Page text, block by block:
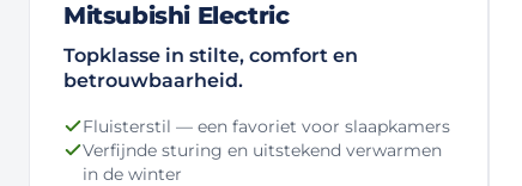
Mitsubishi Electric
Topklasse in stilte, comfort en
betrouwbaarheid.
Fluisterstil — een favoriet voor slaapkamers
Verfijnde sturing en uitstekend verwarmen
in de winter